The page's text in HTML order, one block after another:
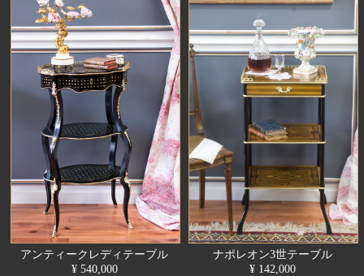
アンティークレディテーブル
¥ 540,000
ナポレオン3世テーブル
¥ 142,000